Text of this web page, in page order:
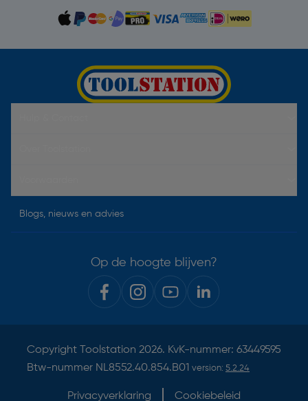
Blogs, nieuws en advies
Op de hoogte blijven?
Copyright Toolstation 2026. KvK-nummer: 63449595
Btw-nummer NL8552.40.854.B01 version: 5.2.24
Privacyverklaring Cookiebeleid